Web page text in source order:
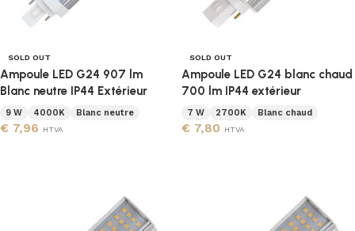
SOLD OUT
Ampoule LED G24 907 lm
Blanc neutre IP44 Extérieur
9 W 4000K Blanc neutre
€ 7,96 HTVA
SOLD OUT
Ampoule LED G24 blanc chaud
700 lm IP44 extérieur
7 W 2700K Blanc chaud
€ 7,80 HTVA